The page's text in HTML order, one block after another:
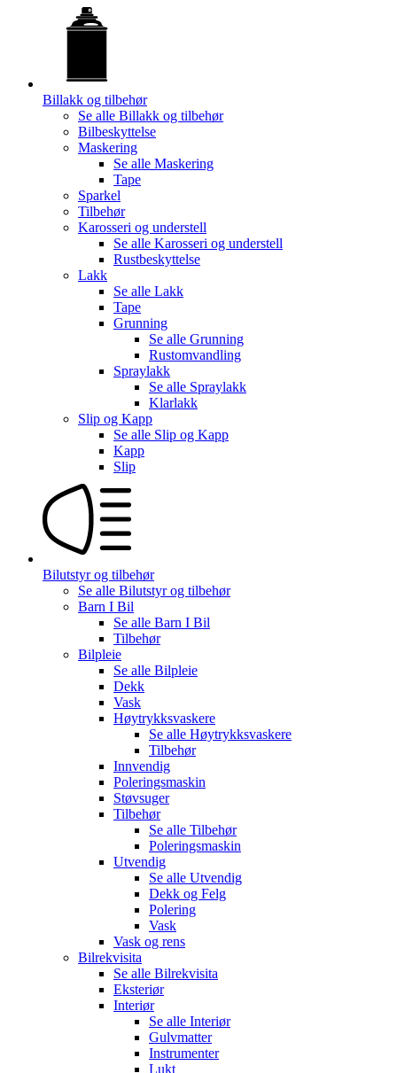
Billakk og tilbehør
Se alle Billakk og tilbehør
Bilbeskyttelse
Maskering
Se alle Maskering
Tape
Sparkel
Tilbehør
Karosseri og understell
Se alle Karosseri og understell
Rustbeskyttelse
Lakk
Se alle Lakk
Tape
Grunning
Se alle Grunning
Rustomvandling
Spraylakk
Se alle Spraylakk
Klarlakk
Slip og Kapp
Se alle Slip og Kapp
Kapp
Slip
Bilutstyr og tilbehør
Se alle Bilutstyr og tilbehør
Barn I Bil
Se alle Barn I Bil
Tilbehør
Bilpleie
Se alle Bilpleie
Dekk
Vask
Høytrykksvaskere
Se alle Høytrykksvaskere
Tilbehør
Innvendig
Poleringsmaskin
Støvsuger
Tilbehør
Se alle Tilbehør
Poleringsmaskin
Utvendig
Se alle Utvendig
Dekk og Felg
Polering
Vask
Vask og rens
Bilrekvisita
Se alle Bilrekvisita
Eksteriør
Interiør
Se alle Interiør
Gulvmatter
Instrumenter
Lukt